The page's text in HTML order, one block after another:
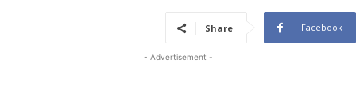
Share Facebook
- Advertisement -